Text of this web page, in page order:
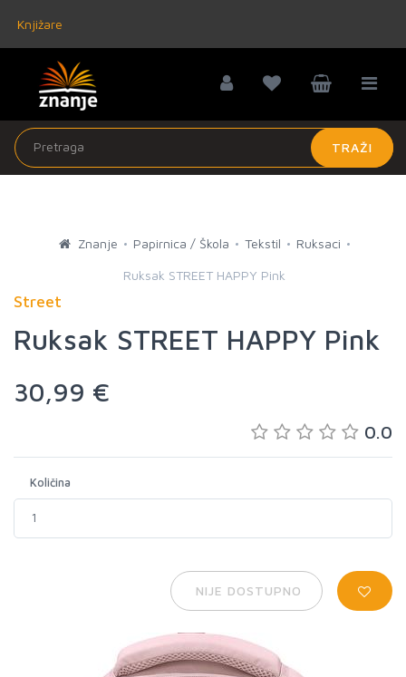
Knjižare
TRAŽI
Znanje Papirnica / Škola Tekstil Ruksaci
Ruksak STREET HAPPY Pink
Street
Ruksak STREET HAPPY Pink
30,99 €
0.0
Količina
NIJE DOSTUPNO